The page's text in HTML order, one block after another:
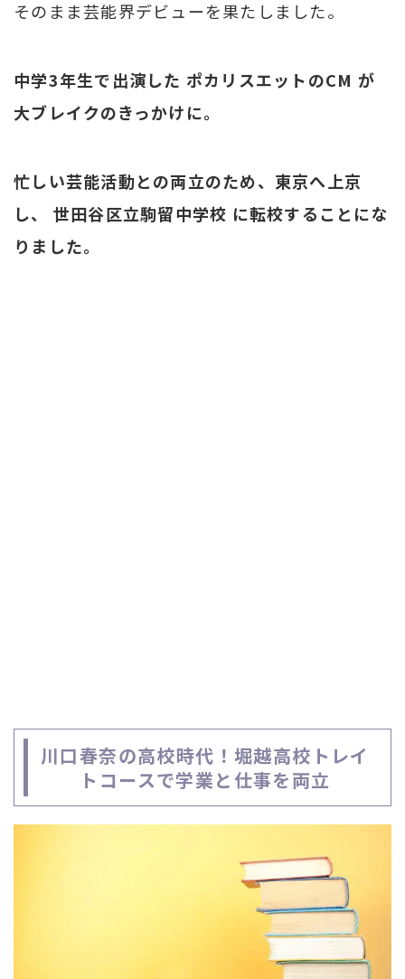
そのまま芸能界デビューを果たしました。
中学3年生で出演した ポカリスエットのCM が
大ブレイクのきっかけに。
忙しい芸能活動との両立のため、東京へ上京
し、 世田谷区立駒留中学校 に転校することにな
りました。
川口春奈の高校時代！堀越高校トレイ
トコースで学業と仕事を両立